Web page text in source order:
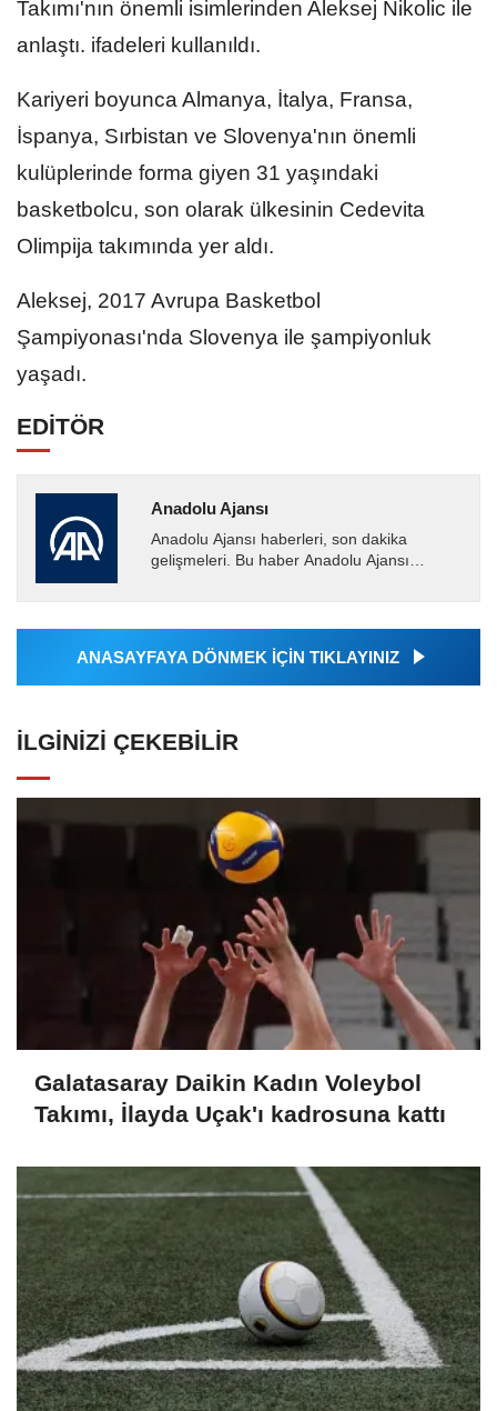
Takımı'nın önemli isimlerinden Aleksej Nikolic ile
anlaştı. ifadeleri kullanıldı.
Kariyeri boyunca Almanya, İtalya, Fransa,
İspanya, Sırbistan ve Slovenya'nın önemli
kulüplerinde forma giyen 31 yaşındaki
basketbolcu, son olarak ülkesinin Cedevita
Olimpija takımında yer aldı.
Aleksej, 2017 Avrupa Basketbol
Şampiyonası'nda Slovenya ile şampiyonluk
yaşadı.
EDİTÖR
Anadolu Ajansı
Anadolu Ajansı haberleri, son dakika
gelişmeleri. Bu haber Anadolu Ajansı
tarafından geçilen tüm...
ANASAYFAYA DÖNMEK İÇİN TIKLAYINIZ
İLGINIZI ÇEKEBILIR
Galatasaray Daikin Kadın Voleybol
Takımı, İlayda Uçak'ı kadrosuna kattı